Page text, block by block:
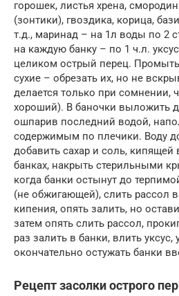
горошек, листья хрена,
(зонтики), гвоздика, корица,
т.д., маринад – на 1л воды по 2
на каждую банку – по 1 ч.л.
целиком острый перец. Промыть
сухие – обрезать их, но не
делается только при сомнении,
хороший). В баночки выложить
ошпарив последний водой,
содержимым по плечики. Воду
добавить сахар и соль,
банках, накрыть стерильными
когда банки остынут до
(не обжигающей), слить рассол
кипения, опять залить, но
затем опять слить рассол,
раз залить в банки, влить уксус,
окончательно остужать банки
Рецепт засолки острого